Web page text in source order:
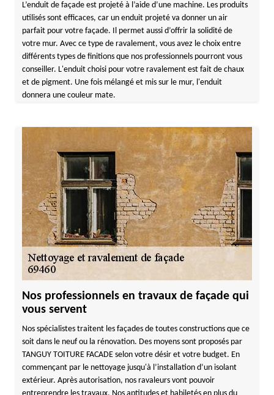
L’enduit de façade est projeté à l’aide d’une machine. Les produits
utilisés sont efficaces, car un enduit projeté va donner un air
parfait pour votre façade. Il permet aussi d’offrir la solidité de
votre mur. Avec ce type de ravalement, vous avez le choix entre
différents types de finitions que nos professionnels pourront vous
conseiller. L'enduit choisi pour votre ravalement est fait de chaux
et de pigment. Une fois mélangé et mis sur le mur, l'enduit
donnera une couleur mate.
Nos professionnels en travaux de façade qui
vous servent
Nos spécialistes traitent les façades de toutes constructions que ce
soit dans le neuf ou la rénovation. Des moyens sont proposés par
TANGUY TOITURE FACADE selon votre désir et votre budget. En
commençant par le nettoyage jusqu'à l’installation d’un isolant
extérieur. Après autorisation, nos ravaleurs vont pouvoir